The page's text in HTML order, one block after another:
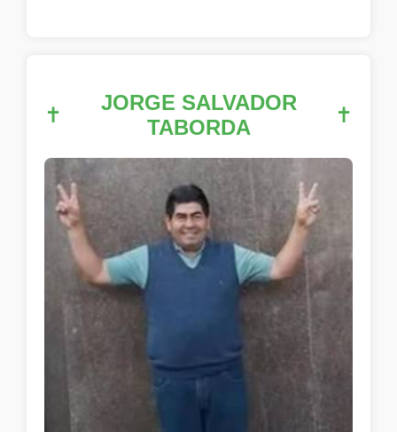
✝
JORGE SALVADOR
TABORDA
✝